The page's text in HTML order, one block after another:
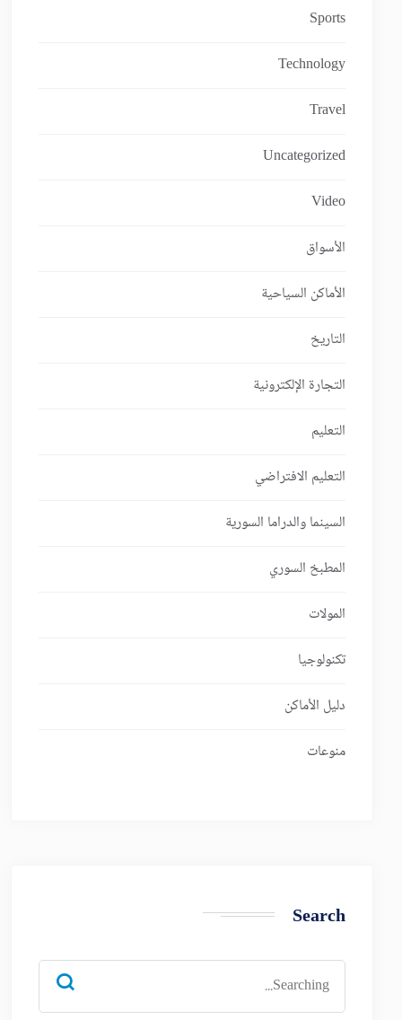
Sports
Technology
Travel
Uncategorized
Video
الأسواق
الأماكن السياحية
التاريخ
التجارة الإلكترونية
التعليم
التعليم الافتراضي
السينما والدراما السورية
المطبخ السوري
المولات
تكنولوجيا
دليل الأماكن
منوعات
Search
Search